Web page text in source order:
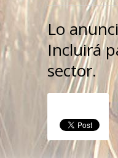
Lo
Incluirá
sector.